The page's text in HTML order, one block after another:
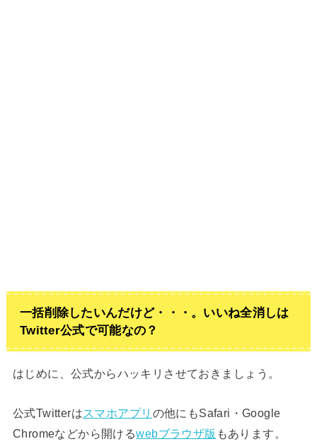
一括削除したいんだけど・・・。いいね全消しは
Twitter公式で可能なの？
はじめに、公式からハッキリさせておきましょう。
公式Twitterはスマホアプリ の他にもSafari・Google
Chromeなどから開けるwebブラウザ版 もあります。